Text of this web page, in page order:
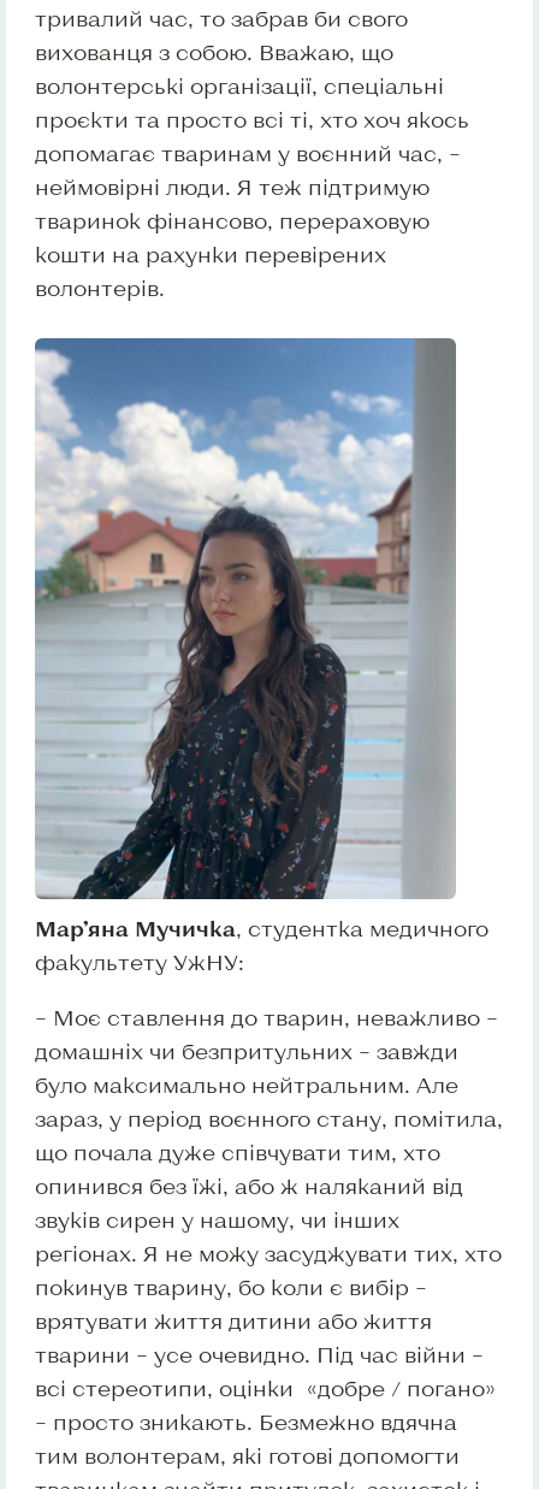
тривалий час, то забрав би свого
вихованця з собою. Вважаю, що
волонтерські організації, спеціальні
проєкти та просто всі ті, хто хоч якось
допомагає тваринам у воєнний час, –
неймовірні люди. Я теж підтримую
тваринок фінансово, перераховую
кошти на рахунки перевірених
волонтерів.
Мар’яна Мучичка, студентка медичного
факультету УжНУ:
– Моє ставлення до тварин, неважливо –
домашніх чи безпритульних – завжди
було максимально нейтральним. Але
зараз, у період воєнного стану, помітила,
що почала дуже співчувати тим, хто
опинився без їжі, або ж наляканий від
звуків сирен у нашому, чи інших
регіонах. Я не можу засуджувати тих, хто
покинув тварину, бо коли є вибір –
врятувати життя дитини або життя
тварини – усе очевидно. Під час війни –
всі стереотипи, оцінки «добре / погано»
– просто зникають. Безмежно вдячна
тим волонтерам, які готові допомогти